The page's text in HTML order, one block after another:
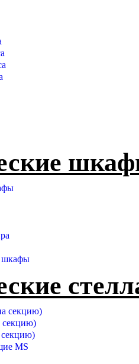
шкафы
секцию)
секцию)
секцию)
MS